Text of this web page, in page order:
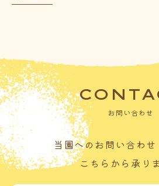
お問い合わせ
当園へのお問い合わせ
こちらから承りま